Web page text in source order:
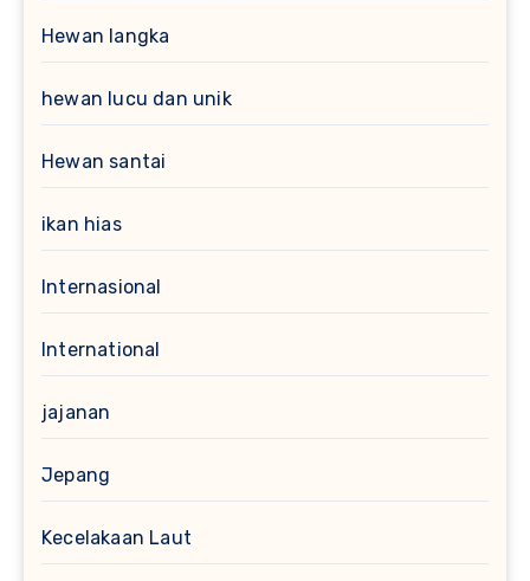
Hewan langka
hewan lucu dan unik
Hewan santai
ikan hias
Internasional
International
jajanan
Jepang
Kecelakaan Laut